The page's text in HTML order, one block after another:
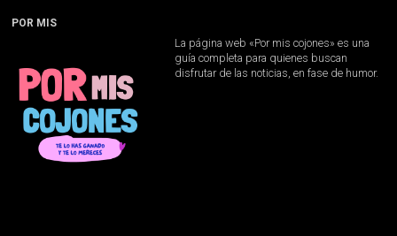
POR MIS
La página web «Por mis cojones» es una
guía completa para quienes buscan
disfrutar de las noticias, en fase de humor.